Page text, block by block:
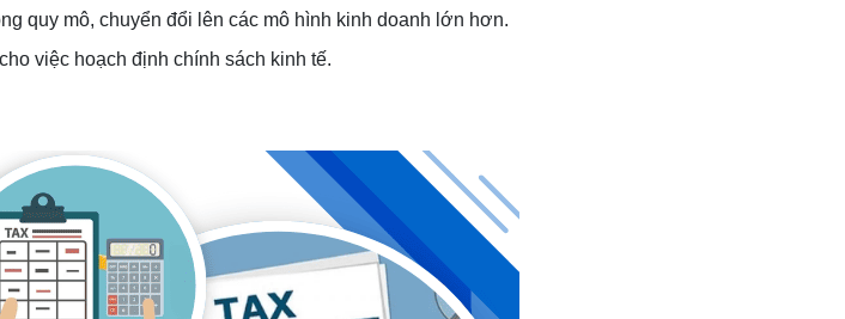
quy mô, chuyển đổi lên các mô hình kinh doanh lớn hơn.
việc hoạch định chính sách kinh tế.